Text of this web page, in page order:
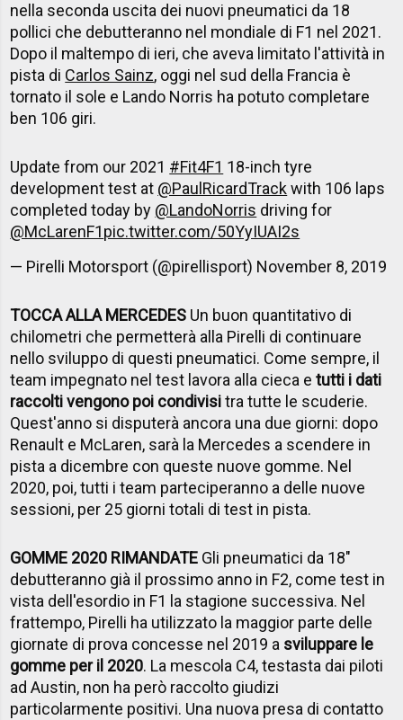
nella seconda uscita dei nuovi pneumatici da 18
pollici che debutteranno nel mondiale di F1 nel 2021.
Dopo il maltempo di ieri, che aveva limitato l'attività in
pista di Carlos Sainz, oggi nel sud della Francia è
tornato il sole e Lando Norris ha potuto completare
ben 106 giri.
Update from our 2021 #Fit4F1 18-inch tyre
development test at @PaulRicardTrackwith 106 laps
completed today by @LandoNorris driving for
@McLarenF1pic.twitter.com/50YyIUAI2s
— Pirelli Motorsport (@pirellisport) November 8, 2019
TOCCA ALLA MERCEDES Un buon quantitativo di
chilometri che permetterà alla Pirelli di continuare
nello sviluppo di questi pneumatici. Come sempre, il
team impegnato nel test lavora alla cieca etutti i dati
raccolti vengono poi condivisitra tutte le scuderie.
Quest'anno si disputerà ancora una due giorni: dopo
Renault e McLaren, sarà la Mercedes a scendere in
pista a dicembre con queste nuove gomme. Nel
2020, poi, tutti i team parteciperanno a delle nuove
sessioni, per 25 giorni totali di test in pista.
GOMME 2020 RIMANDATE Gli pneumatici da 18"
debutteranno già il prossimo anno in F2, come test in
vista dell'esordio in F1 la stagione successiva. Nel
frattempo, Pirelli ha utilizzato la maggior parte delle
giornate di prova concesse nel 2019 a sviluppare le
gomme per il 2020. La mescola C4, testasta dai piloti
ad Austin, non ha però raccolto giudizi
particolarmente positivi. Una nuova presa di contatto